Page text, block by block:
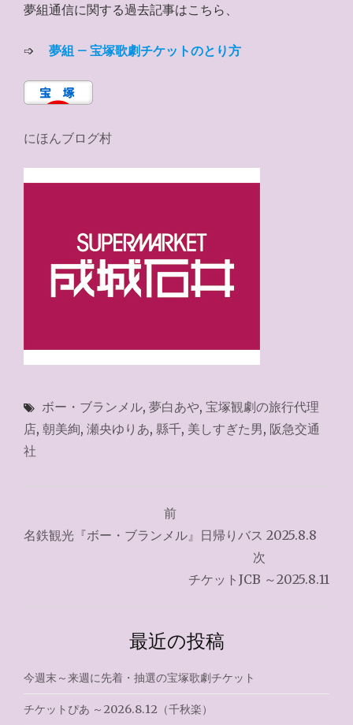
夢組通信に関する過去記事はこちら、
➩ 夢組 – 宝塚歌劇チケットのとり方
にほんブログ村
ボー・ブランメル, 夢白あや, 宝塚観劇の旅行代理
店, 朝美絢, 瀬央ゆりあ, 縣千, 美しすぎた男, 阪急交通
社
稿
シ
ョ
前
名鉄観光『ボー・ブランメル』日帰りバス 2025.8.8
次
チケットJCB ～2025.8.11
最近の投稿
今週末～来週に先着・抽選の宝塚歌劇チケット
チケットぴあ ～2026.8.12（千秋楽）